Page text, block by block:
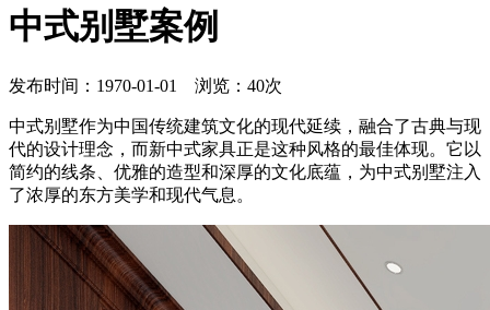
中式别墅案例
发布时间：1970-01-01 浏览：40次
中式别墅作为中国传统建筑文化的现代延续，融合了古典与现
代的设计理念，而新中式家具正是这种风格的最佳体现。它以
简约的线条、优雅的造型和深厚的文化底蕴，为中式别墅注入
了浓厚的东方美学和现代气息。